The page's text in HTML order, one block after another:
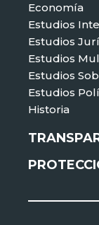
Economía
Estudios
Estudios
Estudios
Estudios
Estudios
Historia